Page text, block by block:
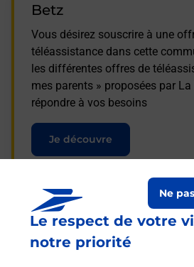
Le respect de votre
notre priorité
Ne
Betz
Vous désirez souscrire à une
téléassistance dans cette
les différentes offres de
mes parents » proposées par
répondre à vos besoins
Je découvre
Questions
posées